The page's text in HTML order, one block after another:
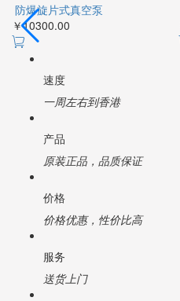
防爆旋片式真空泵
￥10300.00
速度
一周左右到香港
产品
原装正品，品质保证
价格
价格优惠，性价比高
服务
送货上门